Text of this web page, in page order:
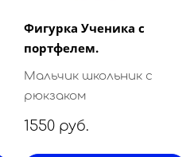
Фигурка Ученика с
портфелем.
Мальчик школьник с
рюкзаком
1550 руб.